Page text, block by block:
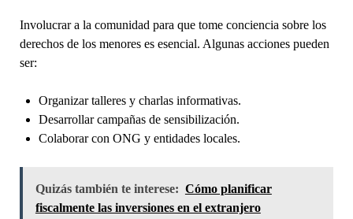
Involucrar a la comunidad para que tome conciencia sobre los
derechos de los menores es esencial. Algunas acciones pueden
ser:
Organizar talleres y charlas informativas.
Desarrollar campañas de sensibilización.
Colaborar con ONG y entidades locales.
Quizás también te interese: Cómo planificar
fiscalmente las inversiones en el extranjero